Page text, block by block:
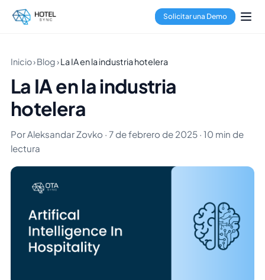
Solicitar una Demo
Inicio›Blog›La IA en la industria hotelera
La IA en la industria
hotelera
Por Aleksandar Zovko · 7 de febrero de 2025 · 10 min de
lectura